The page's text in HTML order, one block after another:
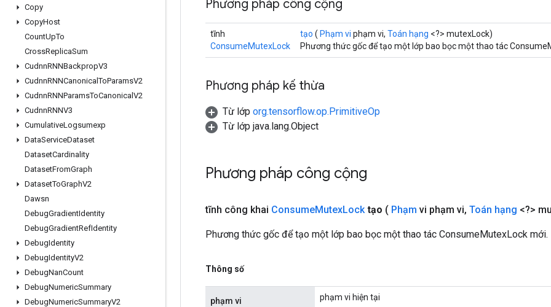
Copy
CopyHost
CountUpTo
CrossReplicaSum
CudnnRNNBackpropV3
CudnnRNNCanonicalToParamsV2
CudnnRNNParamsToCanonical V2
CudnnRNNV3
CumulativeLogsumexp
DataServiceDataset
DatasetCardinality
DatasetFromGraph
DatasetToGraphV2
Dawsn
DebugGradientIdentity
DebugGradientRefIdentity
DebugIdentity
DebugIdentityV2
DebugNanCount
DebugNumericSummary
DebugNumericSummaryV2
Phương pháp công cộng
tĩnh
ConsumeMutexLock
tạo ( Phạm vi phạm vi, Toán hạng <?> mutexLock)
Phương thức gốc để tạo một lớp bao bọc một thao tác
Phương pháp kế thừa
Từ lớp org.tensorflow.op.PrimitiveOp
Từ lớp java.lang.Object
Phương pháp công cộng
tĩnh công khai ConsumeMutexLock tạo ( Phạm vi phạm vi, Toán hạng <?>
Phương thức gốc để tạo một lớp bao bọc một thao tác ConsumeMutexLock mới.
Thông số
phạm vi phạm vi hiện tại